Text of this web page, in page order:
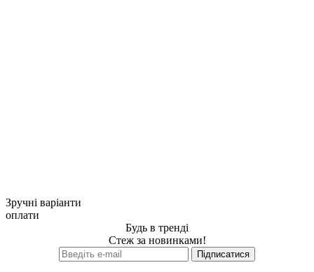
Зручні варіанти
оплати
Будь в тренді
Стеж за новинками!